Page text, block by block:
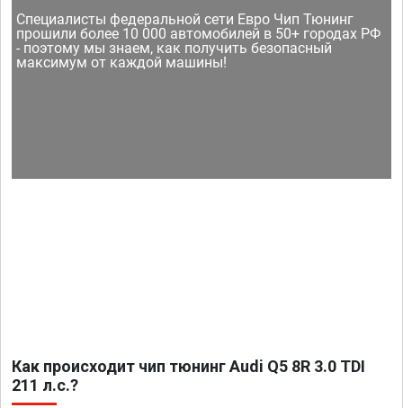
Специалисты федеральной сети Евро Чип Тюнинг
прошили более 10 000 автомобилей в 50+ городах РФ
- поэтому мы знаем, как получить безопасный
максимум от каждой машины!
Как происходит чип тюнинг Audi Q5 8R 3.0 TDI
211 л.с.?